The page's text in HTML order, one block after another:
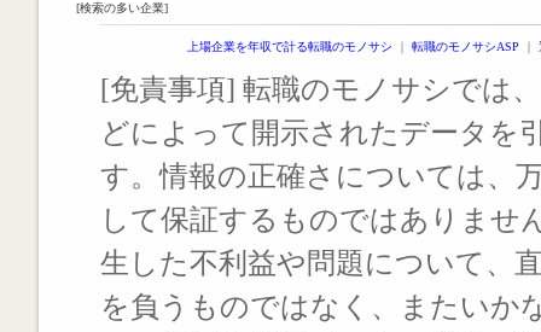
[検索の多い企業]
上場企業を年収で計る転職のモノサシ ｜ 転職のモノサシASP ｜
[免責事項] 転職のモノサシでは
どによって開示されたデータを
す。情報の正確さについては、
して保証するものではありませ
生した不利益や問題について、
を負うものではなく、またいか